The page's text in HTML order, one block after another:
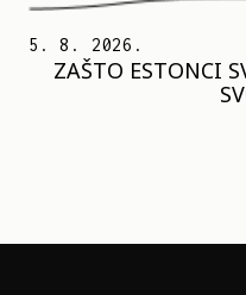
5. 8. 2026.
ZAŠTO ESTONCI